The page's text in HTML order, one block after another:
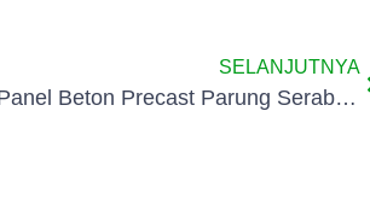
SELANJUTNYA
Pagar Panel Beton Precast Parung Serab Tangerang